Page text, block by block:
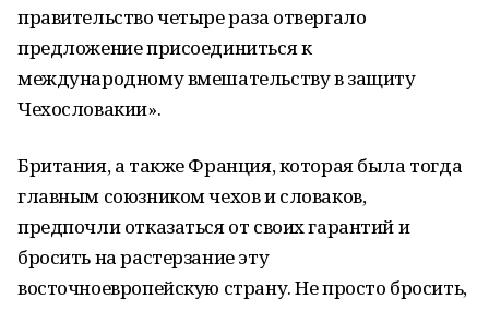
правительство четыре раза отвергало
предложение присоединиться к
международному вмешательству в защиту
Чехословакии».
Британия, а также Франция, которая была тогда
главным союзником чехов и словаков,
предпочли отказаться от своих гарантий и
бросить на растерзание эту
восточноевропейскую страну. Не просто бросить,